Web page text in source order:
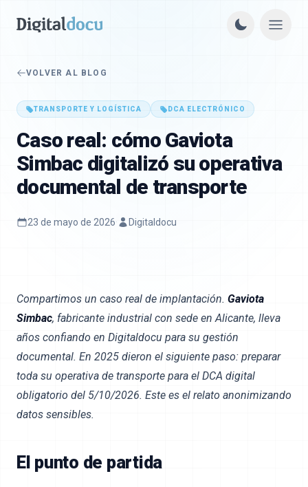
VOLVER AL BLOG
TRANSPORTE Y LOGÍSTICA DCA ELECTRÓNICO
Caso real: cómo Gaviota
Simbac digitalizó su operativa
documental de transporte
23 de mayo de 2026· Digitaldocu
Compartimos un caso real de implantación. Gaviota
Simbac, fabricante industrial con sede en Alicante, lleva
años confiando en Digitaldocu para su gestión
documental. En 2025 dieron el siguiente paso: preparar
toda su operativa de transporte para el DCA digital
obligatorio del 5/10/2026. Este es el relato anonimizando
datos sensibles.
El punto de partida